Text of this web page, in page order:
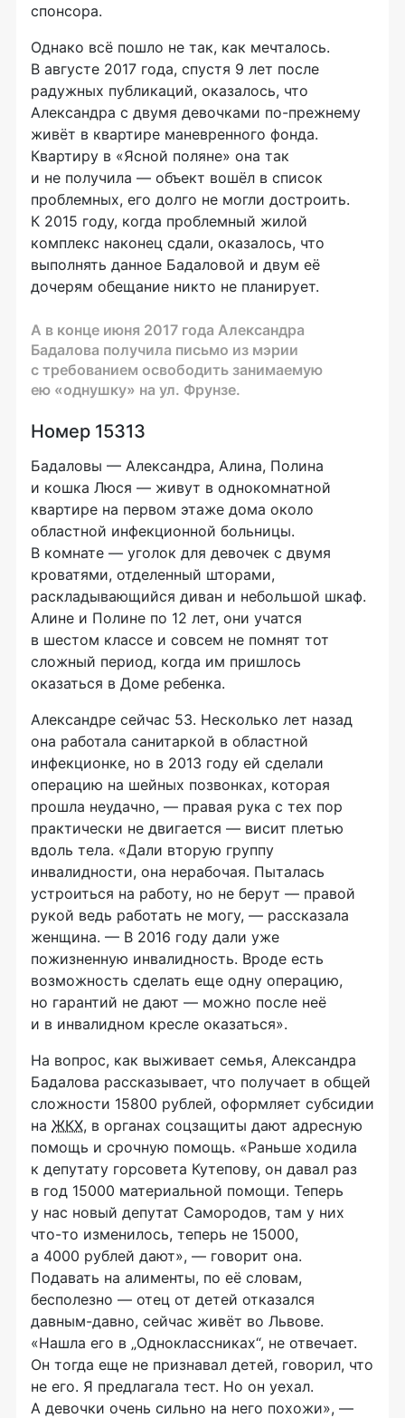
спонсора.
Однако всё пошло не так, как мечталось.
В августе 2017 года, спустя 9 лет после
радужных публикаций, оказалось, что
Александра с двумя девочками по-прежнему
живёт в квартире маневренного фонда.
Квартиру в «Ясной поляне» она так
и не получила — объект вошёл в список
проблемных, его долго не могли достроить.
К 2015 году, когда проблемный жилой
комплекс наконец сдали, оказалось, что
выполнять данное Бадаловой и двум её
дочерям обещание никто не планирует.
А в конце июня 2017 года Александра
Бадалова получила письмо из мэрии
с требованием освободить занимаемую
ею «однушку» на ул. Фрунзе.
Номер 15313
Бадаловы — Александра, Алина, Полина
и кошка Люся — живут в однокомнатной
квартире на первом этаже дома около
областной инфекционной больницы.
В комнате — уголок для девочек с двумя
кроватями, отделенный шторами,
раскладывающийся диван и небольшой шкаф.
Алине и Полине по 12 лет, они учатся
в шестом классе и совсем не помнят тот
сложный период, когда им пришлось
оказаться в Доме ребенка.
Александре сейчас 53. Несколько лет назад
она работала санитаркой в областной
инфекционке, но в 2013 году ей сделали
операцию на шейных позвонках, которая
прошла неудачно, — правая рука с тех пор
практически не двигается — висит плетью
вдоль тела. «Дали вторую группу
инвалидности, она нерабочая. Пыталась
устроиться на работу, но не берут — правой
рукой ведь работать не могу, — рассказала
женщина. — В 2016 году дали уже
пожизненную инвалидность. Вроде есть
возможность сделать еще одну операцию,
но гарантий не дают — можно после неё
и в инвалидном кресле оказаться».
На вопрос, как выживает семья, Александра
Бадалова рассказывает, что получает в общей
сложности 15800 рублей, оформляет субсидии
на ЖКХ, в органах соцзащиты дают адресную
помощь и срочную помощь. «Раньше ходила
к депутату горсовета Кутепову, он давал раз
в год 15000 материальной помощи. Теперь
у нас новый депутат Самородов, там у них
что-то изменилось, теперь не 15000,
а 4000 рублей дают», — говорит она.
Подавать на алименты, по её словам,
бесполезно — отец от детей отказался
давным-давно, сейчас живёт во Львове.
«Нашла его в „Одноклассниках“, не отвечает.
Он тогда еще не признавал детей, говорил, что
не его. Я предлагала тест. Но он уехал.
А девочки очень сильно на него похожи», —